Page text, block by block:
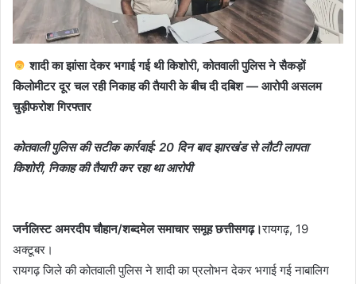
शादी का झांसा देकर भगाई गई थी किशोरी, कोतवाली पुलिस ने सैकड़ों
किलोमीटर दूर चल रही निकाह की तैयारी के बीच दी दबिश — आरोपी असलम
चुड़ीफरोश गिरफ्तार
कोतवाली पुलिस की सटीक कार्रवाई: 20 दिन बाद झारखंड से लौटी लापता
किशोरी, निकाह की तैयारी कर रहा था आरोपी
जर्नलिस्ट अमरदीप चौहान/शब्दमेल समाचार समूह छत्तीसगढ़।रायगढ़, 19
अक्टूबर।
रायगढ़ जिले की कोतवाली पुलिस ने शादी का प्रलोभन देकर भगाई गई नाबालिग